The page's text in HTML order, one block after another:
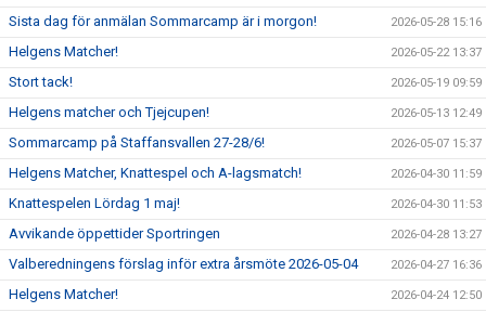
Sista dag för anmälan Sommarcamp är i morgon! 2026-05-28 15:16
Helgens Matcher! 2026-05-22 13:37
Stort tack! 2026-05-19 09:59
Helgens matcher och Tjejcupen! 2026-05-13 12:49
Sommarcamp på Staffansvallen 27-28/6! 2026-05-07 15:37
Helgens Matcher, Knattespel och A-lagsmatch! 2026-04-30 11:59
Knattespelen Lördag 1 maj! 2026-04-30 11:53
Avvikande öppettider Sportringen 2026-04-28 13:27
Valberedningens förslag inför extra årsmöte 2026-05-04 2026-04-27 16:36
Helgens Matcher! 2026-04-24 12:50